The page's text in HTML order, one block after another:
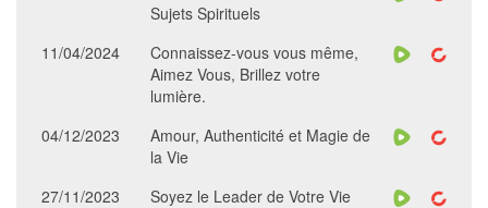
Sujets Spirituels
11/04/2024
Connaissez-vous vous même,
Aimez Vous, Brillez votre
lumière.
04/12/2023
Amour, Authenticité et Magie de
la Vie
27/11/2023
Soyez le Leader de Votre Vie